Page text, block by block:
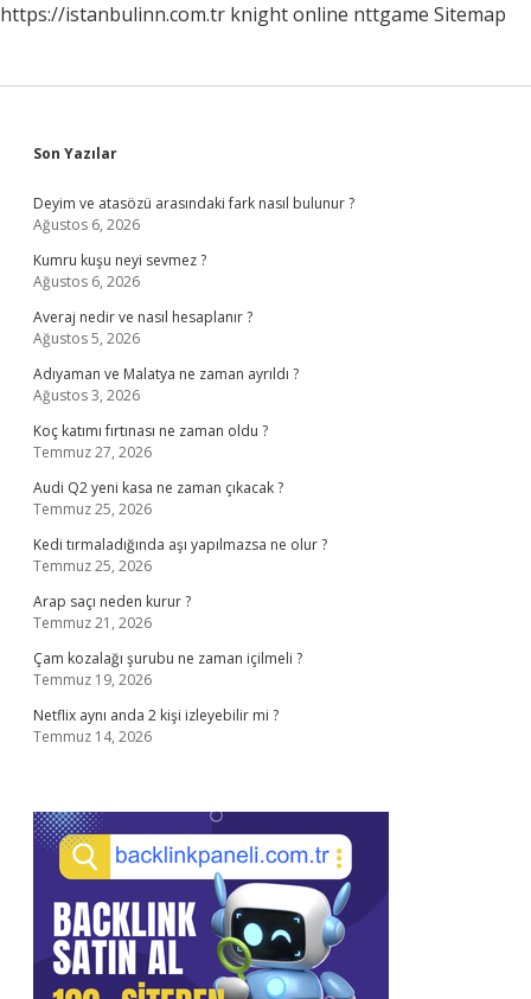
https://istanbulinn.com.tr knight online nttgame Sitemap
Sidebar
Son Yazılar
Deyim ve atasözü arasındaki fark nasıl bulunur ?
Ağustos 6, 2026
Kumru kuşu neyi sevmez ?
Ağustos 6, 2026
Averaj nedir ve nasıl hesaplanır ?
Ağustos 5, 2026
Adıyaman ve Malatya ne zaman ayrıldı ?
Ağustos 3, 2026
Koç katımı fırtınası ne zaman oldu ?
Temmuz 27, 2026
Audi Q2 yeni kasa ne zaman çıkacak ?
Temmuz 25, 2026
Kedi tırmaladığında aşı yapılmazsa ne olur ?
Temmuz 25, 2026
Arap saçı neden kurur ?
Temmuz 21, 2026
Çam kozalağı şurubu ne zaman içilmeli ?
Temmuz 19, 2026
Netflix aynı anda 2 kişi izleyebilir mi ?
Temmuz 14, 2026